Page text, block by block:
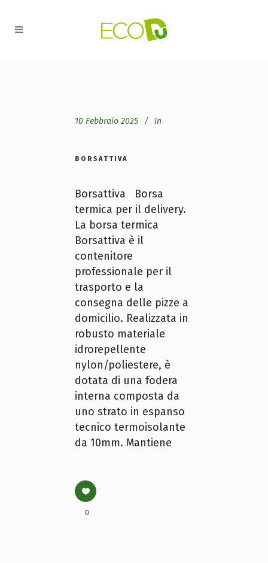
10 Febbraio 2025 In
BORSATTIVA
Borsattiva Borsa
termica per il delivery.
La borsa termica
Borsattiva è il
contenitore
professionale per il
trasporto e la
consegna delle pizze a
domicilio. Realizzata in
robusto materiale
idrorepellente
nylon/poliestere, è
dotata di una fodera
interna composta da
uno strato in espanso
tecnico termoisolante
da 10mm. Mantiene
0